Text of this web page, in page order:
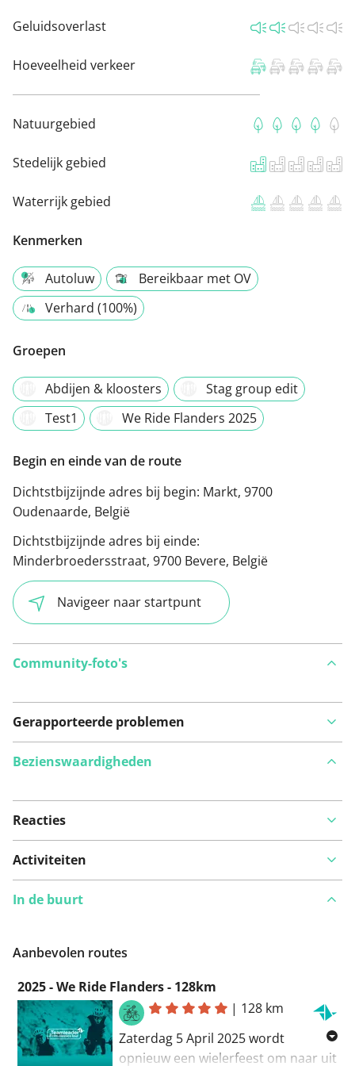
Geluidsoverlast
Hoeveelheid verkeer
Natuurgebied
Stedelijk gebied
Waterrijk gebied
Kenmerken
Autoluw
Bereikbaar met OV
Verhard (100%)
Groepen
Abdijen & kloosters
Stag group edit
Test1
We Ride Flanders 2025
Begin en einde van de route
Dichtstbijzijnde adres bij begin: Markt, 9700
Oudenaarde, België
Dichtstbijzijnde adres bij einde:
Minderbroedersstraat, 9700 Bevere, België
Navigeer naar startpunt
Community-foto's
Gerapporteerde problemen
Bekijk op kaart
Iets opgevallen op deze route?
Bezienswaardigheden
Reacties
Activiteiten
In de buurt
Aanbevolen routes
2025 - We Ride Flanders - 128km
| 128 km
Zaterdag 5 April 2025 wordt
opnieuw een wielerfeest om naar uit